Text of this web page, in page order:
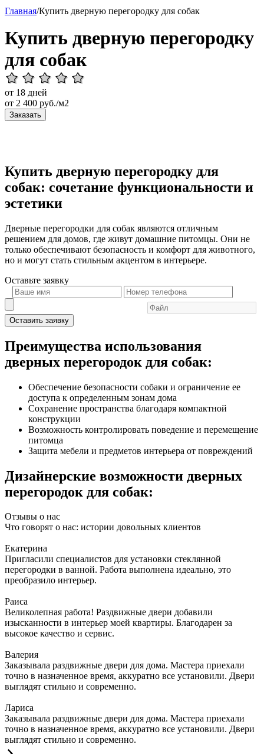
Главная/Купить дверную перегородку для собак
Купить дверную перегородку
для собак
от 18 дней
от 2 400 руб./м2
Заказать
Купить дверную перегородку для
собак: сочетание функциональности и
эстетики
Дверные перегородки для собак являются отличным
решением для домов, где живут домашние питомцы. Они не
только обеспечивают безопасность и комфорт для животного,
но и могут стать стильным акцентом в интерьере.
Оставьте заявку
Оставить заявку
Преимущества использования
дверных перегородок для собак:
Обеспечение безопасности собаки и ограничение ее
доступа к определенным зонам дома
Сохранение пространства благодаря компактной
конструкции
Возможность контролировать поведение и перемещение
питомца
Защита мебели и предметов интерьера от повреждений
Дизайнерские возможности дверных
перегородок для собак:
Отзывы о нас
Что говорят о нас: истории довольных клиентов
Екатерина
Пригласили специалистов для установки стеклянной
перегородки в ванной. Работа выполнена идеально, это
преобразило интерьер.
Раиса
Великолепная работа! Раздвижные двери добавили
изысканности в интерьер моей квартиры. Благодарен за
высокое качество и сервис.
Валерия
Заказывала раздвижные двери для дома. Мастера приехали
точно в назначенное время, аккуратно все установили. Двери
выглядят стильно и современно.
Лариса
Заказывала раздвижные двери для дома. Мастера приехали
точно в назначенное время, аккуратно все установили. Двери
выглядят стильно и современно.